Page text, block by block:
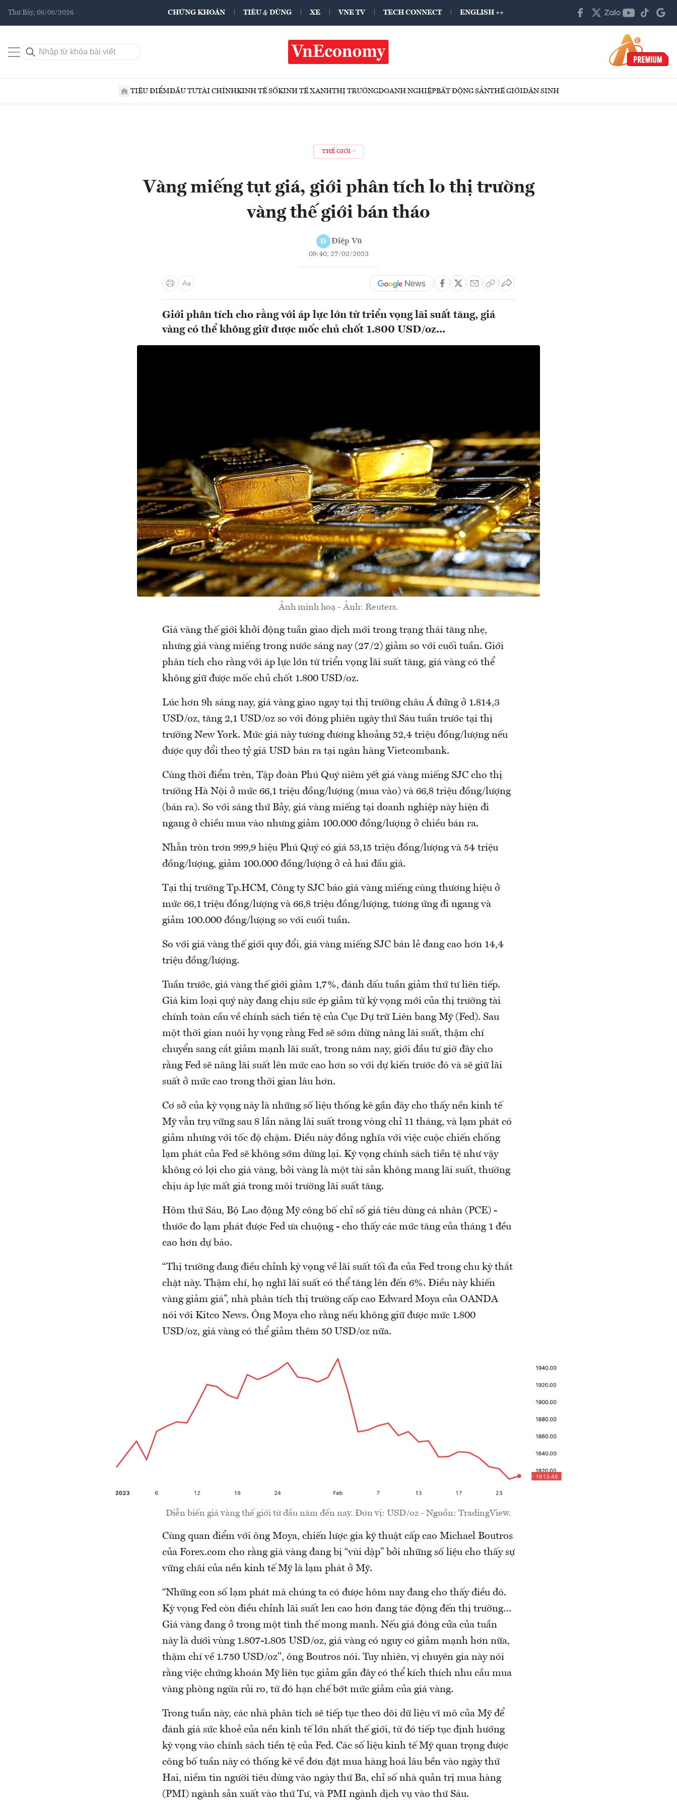
Thứ Bảy, 08/08/2026 CHỨNG KHOÁN TIÊU & DÙNG XE VNE TV TECH CONNECT ENGLISH ++
TIÊU ĐIỂMĐẦU TƯTÀI CHÍNHKINH TẾ SỐKINH TẾ XANHTHỊ TRƯỜNGDOANH NGHIỆPBẤT ĐỘNG SẢNTHẾ GIỚIDÂN SINH
THẾ GIỚI
Vàng miếng tụt giá, giới phân tích lo thị trường
vàng thế giới bán tháo
Đ Điệp Vũ
09:40, 27/02/2023
Giới phân tích cho rằng với áp lực lớn từ triển vọng lãi suất tăng, giá
vàng có thể không giữ được mốc chủ chốt 1.800 USD/oz...
Ảnh minh hoạ - Ảnh: Reuters.
Giá vàng thế giới khởi động tuần giao dịch mới trong trạng thái tăng nhẹ,
nhưng giá vàng miếng trong nước sáng nay (27/2) giảm so với cuối tuần. Giới
phân tích cho rằng với áp lực lớn từ triển vọng lãi suất tăng, giá vàng có thể
không giữ được mốc chủ chốt 1.800 USD/oz.
Lúc hơn 9h sáng nay, giá vàng giao ngay tại thị trường châu Á đứng ở 1.814,3
USD/oz, tăng 2,1 USD/oz so với đóng phiên ngày thứ Sáu tuần trước tại thị
trường New York. Mức giá này tương đương khoảng 52,4 triệu đồng/lượng nếu
được quy đổi theo tỷ giá USD bán ra tại ngân hàng Vietcombank.
Cùng thời điểm trên, Tập đoàn Phú Quý niêm yết giá vàng miếng SJC cho thị
trường Hà Nội ở mức 66,1 triệu đồng/lượng (mua vào) và 66,8 triệu đồng/lượng
(bán ra). So với sáng thứ Bảy, giá vàng miếng tại doanh nghiệp này hiện đi
ngang ở chiều mua vào nhưng giảm 100.000 đồng/lượng ở chiều bán ra.
Nhẫn tròn trơn 999,9 hiệu Phú Quý có giá 53,15 triệu đồng/lượng và 54 triệu
đồng/lượng, giảm 100.000 đồng/lượng ở cả hai đầu giá.
Tại thị trường Tp.HCM, Công ty SJC báo giá vàng miếng cùng thương hiệu ở
mức 66,1 triệu đồng/lượng và 66,8 triệu đồng/lượng, tương ứng đi ngang và
giảm 100.000 đồng/lượng so với cuối tuần.
So với giá vàng thế giới quy đổi, giá vàng miếng SJC bán lẻ đang cao hơn 14,4
triệu đồng/lượng.
Tuần trước, giá vàng thế giới giảm 1,7%, đánh dấu tuần giảm thứ tư liên tiếp.
Giá kim loại quý này đang chịu sức ép giảm từ kỳ vọng mới của thị trường tài
chính toàn cầu về chính sách tiền tệ của Cục Dự trữ Liên bang Mỹ (Fed). Sau
một thời gian nuôi hy vọng rằng Fed sẽ sớm dừng nâng lãi suất, thậm chí
chuyển sang cắt giảm mạnh lãi suất, trong năm nay, giới đầu tư giờ đây cho
rằng Fed sẽ nâng lãi suất lên mức cao hơn so với dự kiến trước đó và sẽ giữ lãi
suất ở mức cao trong thời gian lâu hơn.
Cơ sở của kỳ vọng này là những số liệu thống kê gần đây cho thấy nền kinh tế
Mỹ vẫn trụ vững sau 8 lần nâng lãi suất trong vòng chỉ 11 tháng, và lạm phát có
giảm nhưng với tốc độ chậm. Điều này đồng nghĩa với việc cuộc chiến chống
lạm phát của Fed sẽ không sớm dừng lại. Kỳ vọng chính sách tiền tệ như vậy
không có lợi cho giá vàng, bởi vàng là một tài sản không mang lãi suất, thường
chịu áp lực mất giá trong môi trường lãi suất tăng.
Hôm thứ Sáu, Bộ Lao động Mỹ công bố chỉ số giá tiêu dùng cá nhân (PCE) -
thước đo lạm phát được Fed ưa chuộng - cho thấy các mức tăng của tháng 1 đều
cao hơn dự báo.
“Thị trường đang điều chỉnh kỳ vọng về lãi suất tối đa của Fed trong chu kỳ thắt
chặt này. Thậm chí, họ nghĩ lãi suất có thể tăng lên đến 6%. Điều này khiến
vàng giảm giá”, nhà phân tích thị trường cấp cao Edward Moya của OANDA
nói với Kitco News. Ông Moya cho rằng nếu không giữ được mức 1.800
USD/oz, giá vàng có thể giảm thêm 50 USD/oz nữa.
Diễn biến giá vàng thế giới từ đầu năm đến nay. Đơn vị: USD/oz - Nguồn: TradingView.
Cùng quan điểm với ông Moya, chiến lược gia kỹ thuật cấp cao Michael Boutros
của Forex.com cho rằng giá vàng đang bị “vùi dập” bởi những số liệu cho thấy sự
vững chãi của nền kinh tế Mỹ là lạm phát ở Mỹ.
“Những con số lạm phát mà chúng ta có được hôm nay đang cho thấy điều đó.
Kỳ vọng Fed còn điều chỉnh lãi suất len cao hơn đang tác động đến thị trường…
Giá vàng đang ở trong một tình thế mong manh. Nếu giá đóng cửa của tuần
này là dưới vùng 1.807-1.805 USD/oz, giá vàng có nguy cơ giảm mạnh hơn nữa,
thậm chí về 1.750 USD/oz", ông Boutros nói. Tuy nhiên, vị chuyên gia này nói
rằng việc chứng khoán Mỹ liên tục giảm gần đây có thể kích thích nhu cầu mua
vàng phòng ngừa rủi ro, từ đó hạn chế bớt mức giảm của giá vàng.
Trong tuần này, các nhà phân tích sẽ tiếp tục theo dõi dữ liệu vĩ mô của Mỹ để
đánh giá sức khoẻ của nền kinh tế lớn nhất thế giới, từ đó tiếp tục định hướng
kỳ vọng vào chính sách tiền tệ của Fed. Các số liệu kinh tế Mỹ quan trọng được
công bố tuần này có thống kê về đơn đặt mua hàng hoá lâu bền vào ngày thứ
Hai, niềm tin người tiêu dùng vào ngày thứ Ba, chỉ số nhà quản trị mua hàng
(PMI) ngành sản xuất vào thứ Tư, và PMI ngành dịch vụ vào thứ Sáu.